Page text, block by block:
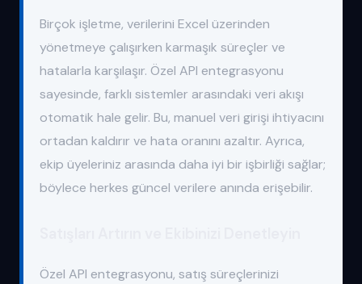
Birçok işletme, verilerini Excel üzerinden
yönetmeye çalışırken karmaşık süreçler ve
hatalarla karşılaşır. Özel API entegrasyonu
sayesinde, farklı sistemler arasındaki veri akışı
otomatik hale gelir. Bu, manuel veri girişi ihtiyacını
ortadan kaldırır ve hata oranını azaltır. Ayrıca,
ekip üyeleriniz arasında daha iyi bir işbirliği sağlar;
böylece herkes güncel verilere anında erişebilir.
Özel API entegrasyonu, satış süreçlerinizi